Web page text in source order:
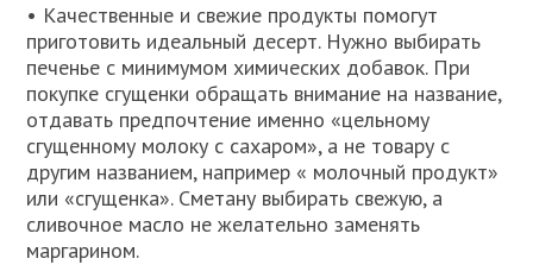
• Качественные и свежие продукты помогут
приготовить идеальный десерт. Нужно выбирать
печенье с минимумом химических добавок. При
покупке сгущенки обращать внимание на название,
отдавать предпочтение именно «цельному
сгущенному молоку с сахаром», а не товару с
другим названием, например « молочный продукт»
или «сгущенка». Сметану выбирать свежую, а
сливочное масло не желательно заменять
маргарином.